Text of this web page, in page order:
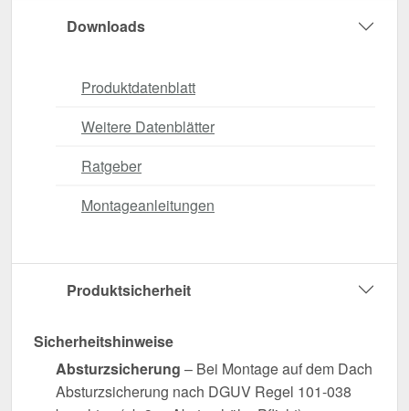
Downloads
Produktdatenblatt
Weitere Datenblätter
Ratgeber
Montageanleitungen
Produktsicherheit
Sicherheitshinweise
Absturzsicherung – Bei Montage auf dem Dach
Absturzsicherung nach DGUV Regel 101-038